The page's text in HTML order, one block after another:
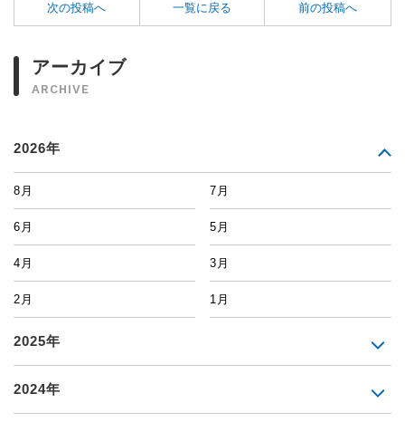
次の投稿へ 一覧に戻る 前の投稿へ
アーカイブ
ARCHIVE
2026年
8月 7月
6月 5月
4月 3月
2月 1月
2025年
2024年